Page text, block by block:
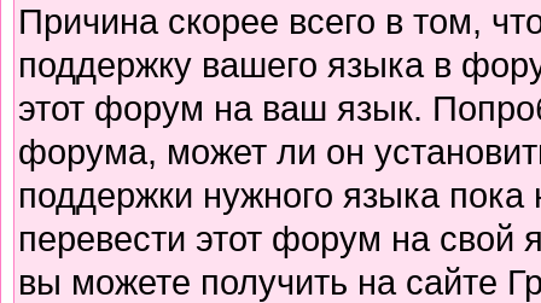
Причина скорее всего в том,
поддержку вашего языка в
этот форум на ваш язык.
форума, может ли он
поддержки нужного языка
перевести этот форум на
вы можете получить на сайте